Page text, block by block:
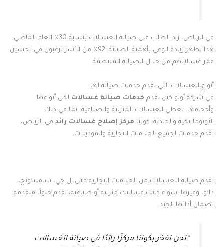
في الرياض، زاد الطلب على صيانة الغسالات بنسبة 30٪ العام الماضي.
هذا يظهر زيادة الوعي بأهمية الصيانة. 92٪ من الأسر يرغبون في تحسين
عمر غسالاتهم من خلال الصيانة المنتظمة.
أنواع الغسالات التي نقدم خدمات صيانة لها
في شركة أوتو كير، نقدم خدمات صيانة غسالات لكل أنواعها
وأحجامها. نغطي الغسالات المنزلية والصناعية، بما في ذلك
الأوتوماتيكية والعادية. كوننا مركز إصلاح غسالات رائد في الرياض،
نقدم خدمات لجميع العلامات التجارية والموديلات.
نقدم صيانة للغسالات من العلامات التجارية مثل إل جي، سامسونج،
دايو، وغيرها. سواء كانت غسالتك منزلية أو صناعية، نقدم حلولًا متقدمة
لضمان أدائها الجيد.
“نحن نفخر بكوننا مركزًا رائدًا في صيانة الغسالات